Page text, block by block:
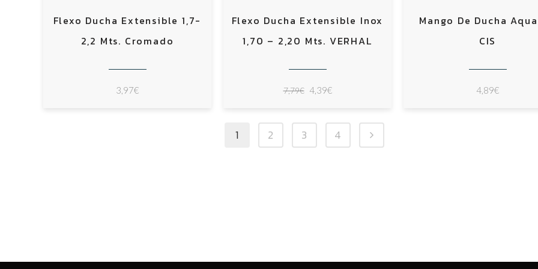
Flexo Ducha Extensible 1,7-
2,2 Mts. Cromado
3,97€
Flexo Ducha Extensible Inox
1,70 – 2,20 Mts. VERHAL
7,79€ El
original
4,39€El
actual
es:
Mango De Ducha
CIS
4,89€
1 2 3 4